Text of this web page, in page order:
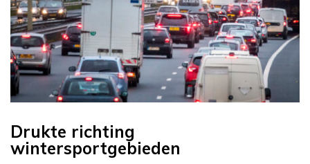
Drukte richting
wintersportgebieden